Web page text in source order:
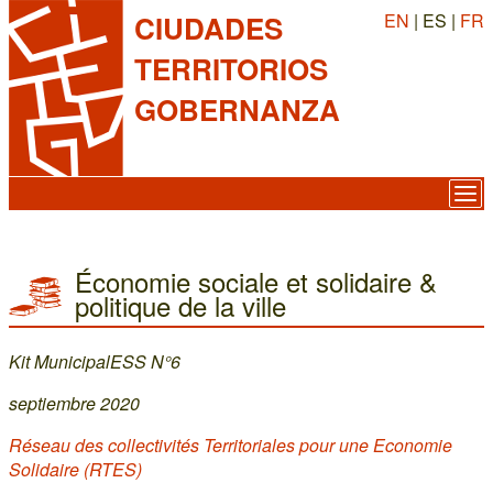
CIUDADES
TERRITORIOS
GOBERNANZA
EN | ES | FR
Économie sociale et solidaire &
politique de la ville
Kit MunicipalESS N°6
septiembre 2020
Réseau des collectivités Territoriales pour une Economie
Solidaire (RTES)